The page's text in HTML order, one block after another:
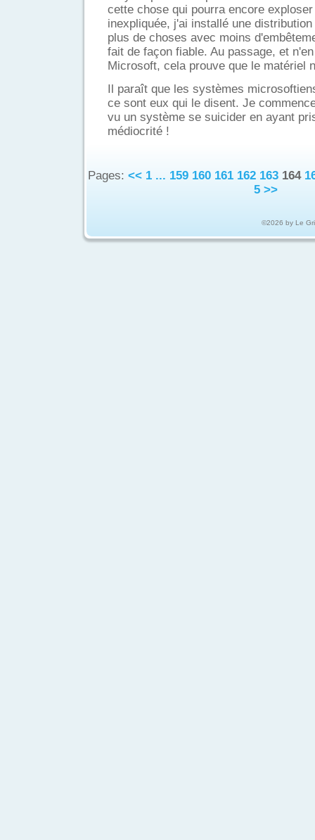
cette chose qui pourra encore
inexpliquée, j'ai installé une
plus de choses avec moins
fait de façon fiable. Au passage, et
Microsoft, cela prouve que le matériel
Il paraît que les systèmes
ce sont eux qui le disent. Je
vu un système se suicider en ayant
médiocrité !
Pages: << 1 ... 159 160 161 162 163 164
5 >>
©2026 by Le